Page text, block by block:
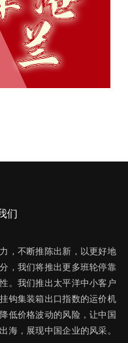
们
，不断推陈出新，以更好地
，我们将推出更多班轮停靠
。我们推出太平洋中小客户
钩集装箱出口指数的运价机
低价格波动的风险，让中国
海，展现中国企业的风采。